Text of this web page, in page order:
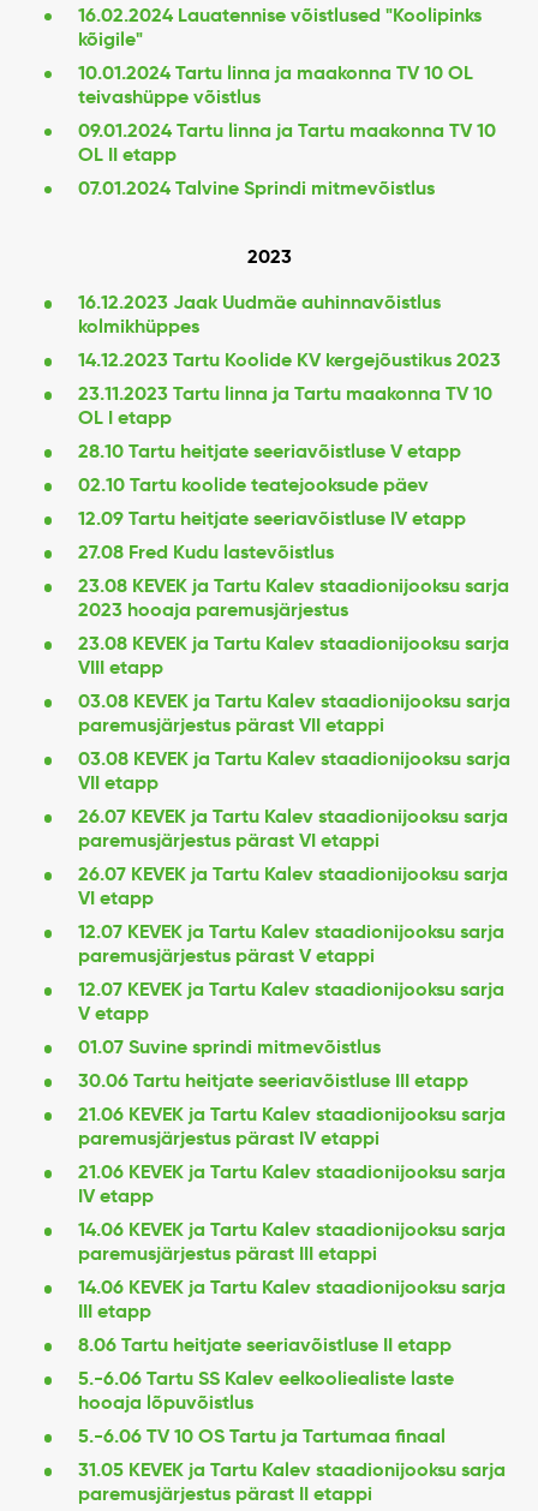
16.02.2024 Lauatennise võistlused "Koolipinks
kõigile"
10.01.2024 Tartu linna ja maakonna TV 10 OL
teivashüppe võistlus
09.01.2024 Tartu linna ja Tartu maakonna TV 10
OL II etapp
07.01.2024 Talvine Sprindi mitmevõistlus
2023
16.12.2023 Jaak Uudmäe auhinnavõistlus
kolmikhüppes
14.12.2023 Tartu Koolide KV kergejõustikus 2023
23.11.2023 Tartu linna ja Tartu maakonna TV 10
OL I etapp
28.10 Tartu heitjate seeriavõistluse V etapp
02.10 Tartu koolide teatejooksude päev
12.09 Tartu heitjate seeriavõistluse IV etapp
27.08 Fred Kudu lastevõistlus
23.08 KEVEK ja Tartu Kalev staadionijooksu sarja
2023 hooaja paremusjärjestus
23.08 KEVEK ja Tartu Kalev staadionijooksu sarja
VIII etapp
03.08 KEVEK ja Tartu Kalev staadionijooksu sarja
paremusjärjestus pärast VII etappi
03.08 KEVEK ja Tartu Kalev staadionijooksu sarja
VII etapp
26.07 KEVEK ja Tartu Kalev staadionijooksu sarja
paremusjärjestus pärast VI etappi
26.07 KEVEK ja Tartu Kalev staadionijooksu sarja
VI etapp
12.07 KEVEK ja Tartu Kalev staadionijooksu sarja
paremusjärjestus pärast V etappi
12.07 KEVEK ja Tartu Kalev staadionijooksu sarja
V etapp
01.07 Suvine sprindi mitmevõistlus
30.06 Tartu heitjate seeriavõistluse III etapp
21.06 KEVEK ja Tartu Kalev staadionijooksu sarja
paremusjärjestus pärast IV etappi
21.06 KEVEK ja Tartu Kalev staadionijooksu sarja
IV etapp
14.06 KEVEK ja Tartu Kalev staadionijooksu sarja
paremusjärjestus pärast III etappi
14.06 KEVEK ja Tartu Kalev staadionijooksu sarja
III etapp
8.06 Tartu heitjate seeriavõistluse II etapp
5.-6.06 Tartu SS Kalev eelkooliealiste laste
hooaja lõpuvõistlus
5.-6.06 TV 10 OS Tartu ja Tartumaa finaal
31.05 KEVEK ja Tartu Kalev staadionijooksu sarja
paremusjärjestus pärast II etappi